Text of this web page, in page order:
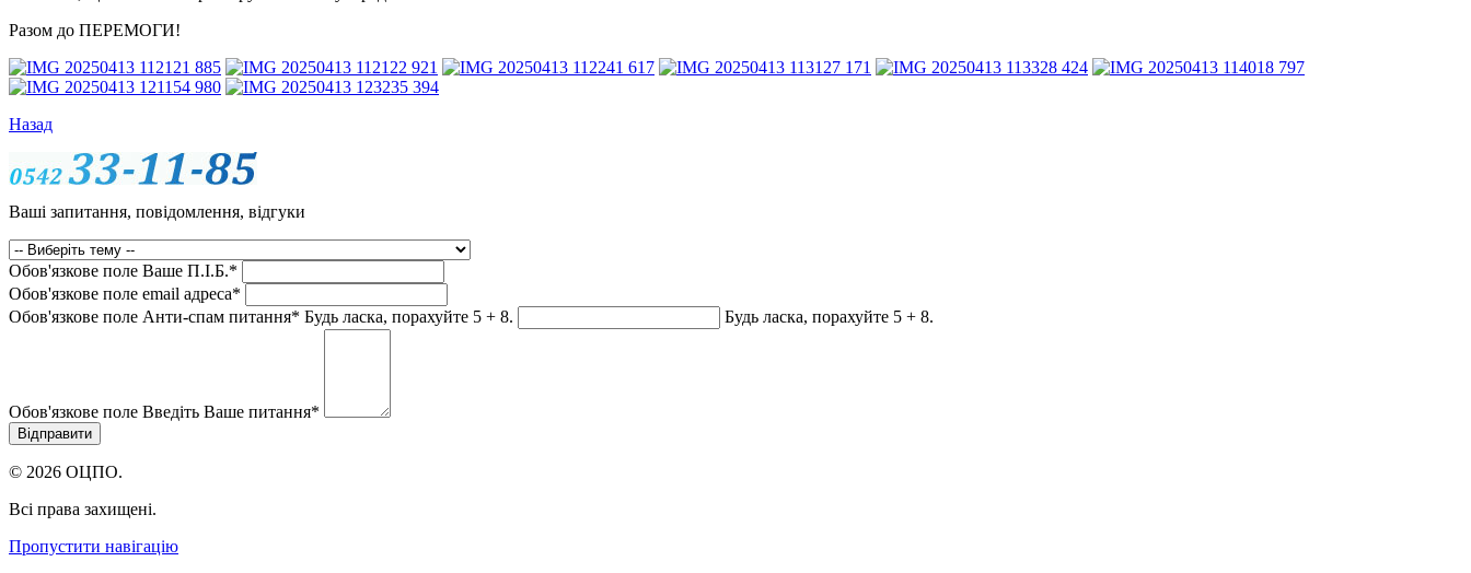
Разом до ПЕРЕМОГИ!
Назад
Ваші запитання, повідомлення, відгуки
Обов'язкове поле Ваше П.I.Б.*
Обов'язкове поле email адреса*
Обов'язкове поле Анти-спам питання* Будь ласка, порахуйте 5 + 8. Будь ласка, порахуйте 5 + 8.
Обов'язкове поле Введіть Ваше питання*
© 2026 ОЦПО.
Всі права захищені.
Пропустити навігацію